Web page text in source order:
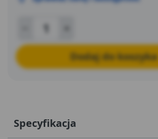
Dodaj do koszyka
Specyfikacja